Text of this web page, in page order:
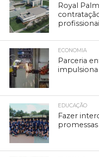
Royal
ECONOMIA
Parceria
EDUCAÇÃO
Fazer